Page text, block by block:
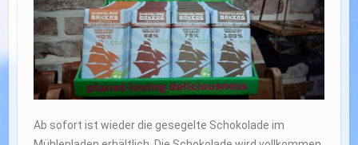
Ab sofort ist wieder die gesegelte Schokolade im